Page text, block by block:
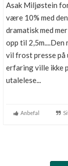
Asak Miljøstein
være 10% med
dramatisk med
opp til
vil frost presse på
erfaring ville ikke
utalelese...
Anbefal